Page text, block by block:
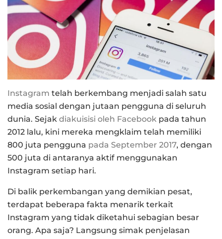
Instagram telah berkembang menjadi salah satu
media sosial dengan jutaan pengguna di seluruh
dunia. Sejak diakuisisi oleh Facebook pada tahun
2012 lalu, kini mereka mengklaim telah memiliki
800 juta pengguna pada September 2017, dengan
500 juta di antaranya aktif menggunakan
Instagram setiap hari.
Di balik perkembangan yang demikian pesat,
terdapat beberapa fakta menarik terkait
Instagram yang tidak diketahui sebagian besar
orang. Apa saja? Langsung simak penjelasan